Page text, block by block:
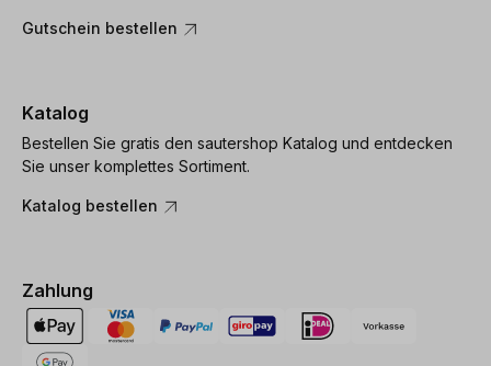
Gutschein bestellen
Katalog
Bestellen Sie gratis den sautershop Katalog und entdecken
Sie unser komplettes Sortiment.
Katalog bestellen
Zahlung